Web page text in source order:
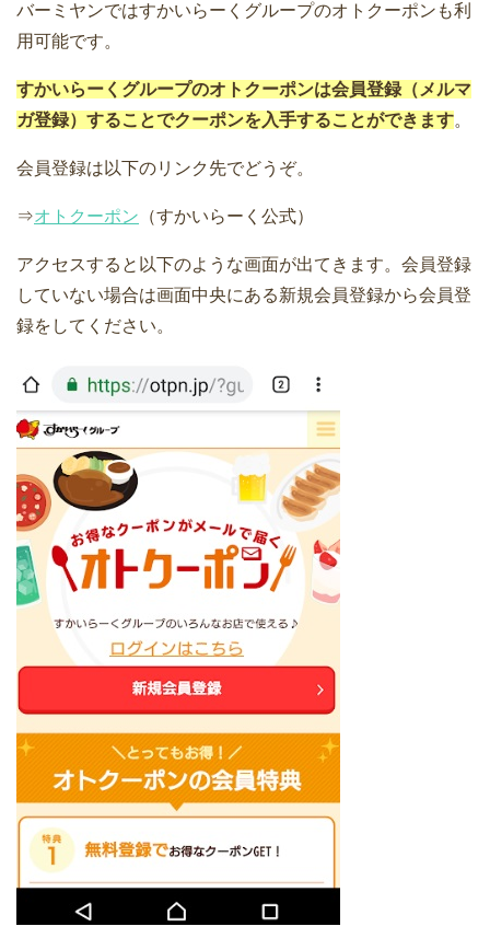
バーミヤンではすかいらーくグループのオトクーポンも利
用可能です。
すかいらーくグループのオトクーポンは会員登録（メルマ
ガ登録）することでクーポンを入手することができます。
会員登録は以下のリンク先でどうぞ。
⇒オトクーポン （すかいらーく公式）
アクセスすると以下のような画面が出てきます。会員登録
していない場合は画面中央にある新規会員登録から会員登
録をしてください。